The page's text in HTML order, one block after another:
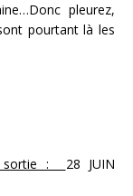
pleurez,
pourtant là les
sortie : 28 JUIN